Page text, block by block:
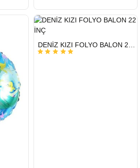
HIZLI
GÖNDERİ